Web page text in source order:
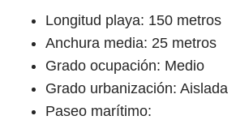
Longitud playa: 150 metros
Anchura media: 25 metros
Grado ocupación: Medio
Grado urbanización: Aislada
Paseo marítimo: